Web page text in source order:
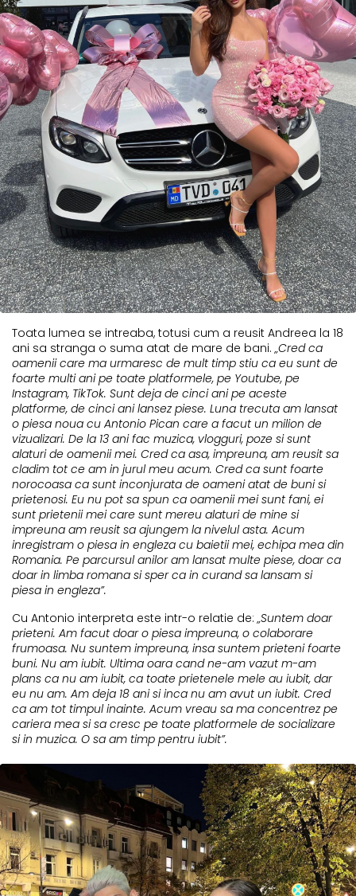
Toata lumea se intreaba, totusi cum a reusit Andreea la 18
ani sa stranga o suma atat de mare de bani.„Cred ca
oamenii care ma urmaresc de mult timp stiu ca eu sunt de
foarte multi ani pe toate platformele, pe Youtube, pe
Instagram, TikTok. Sunt deja de cinci ani pe aceste
platforme, de cinci ani lansez piese. Luna trecuta am lansat
o piesa noua cu Antonio Pican care a facut un milion de
vizualizari. De la 13 ani fac muzica, vlogguri, poze si sunt
alaturi de oamenii mei. Cred ca asa, impreuna, am reusit sa
cladim tot ce am in jurul meu acum. Cred ca sunt foarte
norocoasa ca sunt inconjurata de oameni atat de buni si
prietenosi. Eu nu pot sa spun ca oamenii mei sunt fani, ei
sunt prietenii mei care sunt mereu alaturi de mine si
impreuna am reusit sa ajungem la nivelul asta. Acum
inregistram o piesa in engleza cu baietii mei, echipa mea din
Romania. Pe parcursul anilor am lansat multe piese, doar ca
doar in limba romana si sper ca in curand sa lansam si
piesa in engleza”.
Cu Antonio interpreta este intr-o relatie de:„Suntem doar
prieteni. Am facut doar o piesa impreuna, o colaborare
frumoasa. Nu suntem impreuna, insa suntem prieteni foarte
buni. Nu am iubit. Ultima oara cand ne-am vazut m-am
plans ca nu am iubit, ca toate prietenele mele au iubit, dar
eu nu am. Am deja 18 ani si inca nu am avut un iubit. Cred
ca am tot timpul inainte. Acum vreau sa ma concentrez pe
cariera mea si sa cresc pe toate platformele de socializare
si in muzica. O sa am timp pentru iubit”.